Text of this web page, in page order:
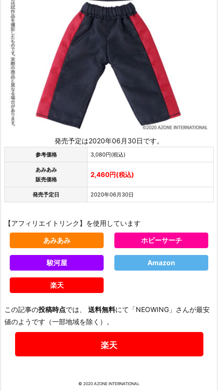
発売予定は2020年06月30日です。
参考価格 3,080円(税込)
あみあみ
販売価格
2,460円(税込)
発売予定日 2020年06月30日
【アフィリエイトリンク】を使用しています
あみあみ ホビーサーチ
駿河屋 Amazon
楽天
この記事の投稿時点では、 送料無料にて「NEOWING」さんが最安
値のようです（一部地域を除く）。
楽天
© 2020 AZONE INTERNATIONAL